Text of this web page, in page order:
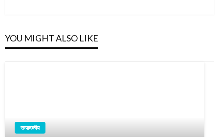
YOU MIGHT ALSO LIKE
सम्पादकीय